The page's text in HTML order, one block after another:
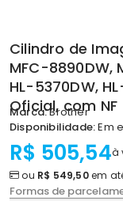
Cilindro de
MFC-8890DW,
HL-5370DW,
Oficial, com NF
Marca:Brother
Disponibilidade:Em
R$ 505,54à
ou R$ 549,50em
Formas de